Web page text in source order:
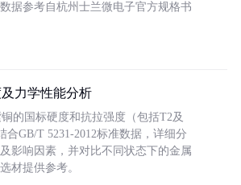
据参考自杭州士兰微电子官方规格书
力学性能分析
的国标硬度和抗拉强度（包括T2及
合GB/T 5231-2012标准数据，详细分
影响因素，并对比不同状态下的金属
材提供参考。